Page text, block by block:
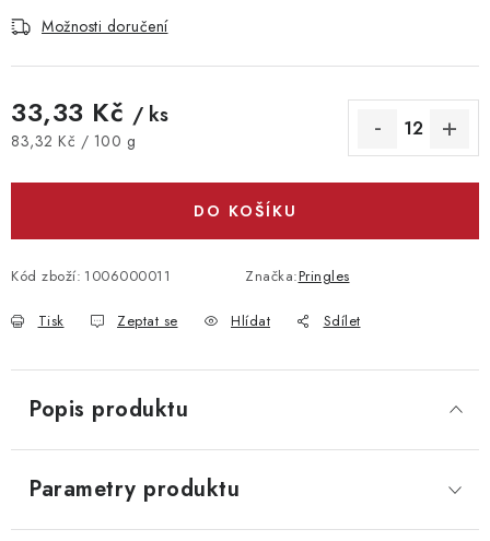
Možnosti doručení
33,33 Kč / ks
Měrná cena:
83,32 Kč / 100 g
DO KOŠÍKU
Kód zboží: 1006000011 Značka:Pringles
Tisk Zeptat se Hlídat Sdílet
Popis produktu
Parametry produktu